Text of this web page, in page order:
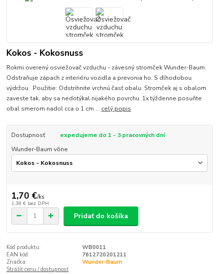
Kokos - Kokosnuss
Rokmi overený osviežovač vzduchu - závesný stromček Wunder-Baum.
Odstraňuje zápach z interiéru vozidla a prevonia ho. S dlhodobou
výdržou. Použitie: Odstrihnite vrchnú časť obalu. Stromček aj s obalom
zaveste tak, aby sa nedotýkal nijakého povrchu. 1x týždenne posuňte
obal smerom nadol cca o 1 cm ... celý popis
Dostupnosť
expedujeme do 1 - 3 pracovných dní
Wunder-Baum vône
1,70 €/ks
1,38 € bez DPH
Pridať do košíka
Kód produktu:
WB0011
EAN kód:
7612720201211
Značka:
Wunder-Baum
Strážiť cenu / dostupnosť